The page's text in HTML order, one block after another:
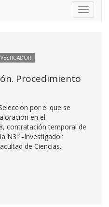
Toggle
Procedimiento
por el que se
en el
contratación temporal de
N3.1-Investigador
de Ciencias.